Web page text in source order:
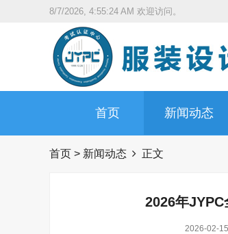
8/7/2026, 4:55:25 AM 欢迎访问。
首页 新闻动态
首页 > 新闻动态 正文
2026年
2026-02-